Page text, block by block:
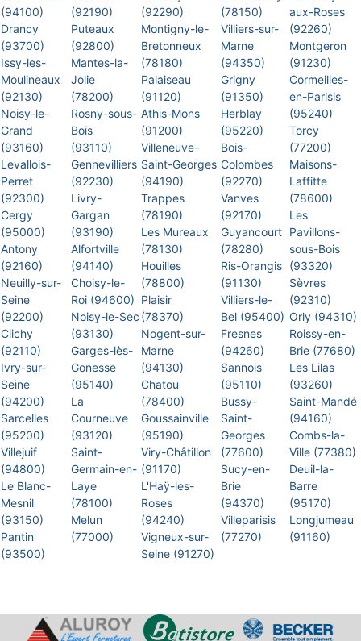
(94100)
Drancy
(93700)
Issy-les-
Moulineaux
(92130)
Noisy-le-
Grand
(93160)
Levallois-
Perret
(92300)
Cergy
(95000)
Antony
(92160)
Neuilly-sur-
Seine
(92200)
Clichy
(92110)
Ivry-sur-
Seine
(94200)
Sarcelles
(95200)
Villejuif
(94800)
Le Blanc-
Mesnil
(93150)
Pantin
(93500)
(92190)
Puteaux
(92800)
Mantes-la-
Jolie
(78200)
Rosny-sous-
Bois
(93110)
Gennevilliers
(92230)
Livry-
Gargan
(93190)
Alfortville
(94140)
Choisy-le-
Roi (94600)
Noisy-le-Sec
(93130)
Garges-lès-
Gonesse
(95140)
La
Courneuve
(93120)
Saint-
Germain-en-
Laye
(78100)
Melun
(77000)
(92290)
Montigny-le-
Bretonneux
(78180)
Palaiseau
(91120)
Athis-Mons
(91200)
Villeneuve-
Saint-Georges
(94190)
Trappes
(78190)
Les Mureaux
(78130)
Houilles
(78800)
Plaisir
(78370)
Nogent-sur-
Marne
(94130)
Chatou
(78400)
Goussainville
(95190)
Viry-Châtillon
(91170)
L'Haÿ-les-
Roses
(94240)
Vigneux-sur-
Seine (91270)
(78150)
Villiers-sur-
Marne
(94350)
Grigny
(91350)
Herblay
(95220)
Bois-
Colombes
(92270)
Vanves
(92170)
Guyancourt
(78280)
Ris-Orangis
(91130)
Villiers-le-
Bel (95400)
Fresnes
(94260)
Sannois
(95110)
Bussy-
Saint-
Georges
(77600)
Sucy-en-
Brie
(94370)
Villeparisis
(77270)
aux-Roses
(92260)
Montgeron
(91230)
Cormeilles-
en-Parisis
(95240)
Torcy
(77200)
Maisons-
Laffitte
(78600)
Les
Pavillons-
sous-Bois
(93320)
Sèvres
(92310)
Orly (94310)
Roissy-en-
Brie (77680)
Les Lilas
(93260)
Saint-Mandé
(94160)
Combs-la-
Ville (77380)
Deuil-la-
Barre
(95170)
Longjumeau
(91160)